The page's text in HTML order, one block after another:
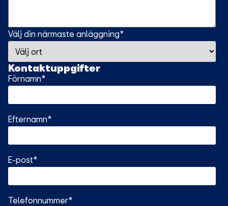
Välj din närmaste anläggning*
Kontaktuppgifter
Förnamn*
Efternamn*
E-post*
Telefonnummer*